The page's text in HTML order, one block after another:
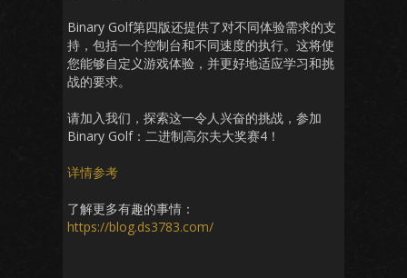
Binary Golf第四版还提供了对不同体验需求的支
持，包括一个控制台和不同速度的执行。这将使
您能够自定义游戏体验，并更好地适应学习和挑
战的要求。
请加入我们，探索这一令人兴奋的挑战，参加
Binary Golf：二进制高尔夫大奖赛4！
详情参考
了解更多有趣的事情：
https://blog.ds3783.com/